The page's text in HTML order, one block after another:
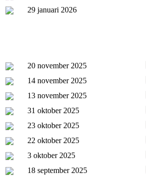
29 januari 2026
20 november 2025
14 november 2025
13 november 2025
31 oktober 2025
23 oktober 2025
22 oktober 2025
3 oktober 2025
18 september 2025